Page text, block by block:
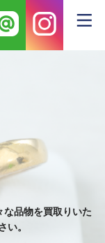
品物を買取りいた
い。